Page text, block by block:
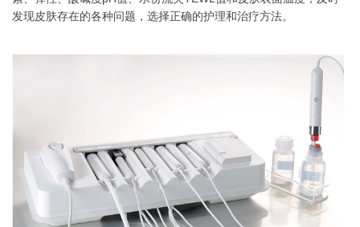
发现皮肤存在的各种问题，选择正确的护理和治疗方法。